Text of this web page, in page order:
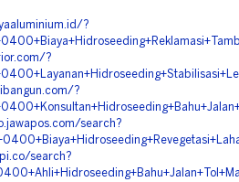
?
?
?
search?
search?